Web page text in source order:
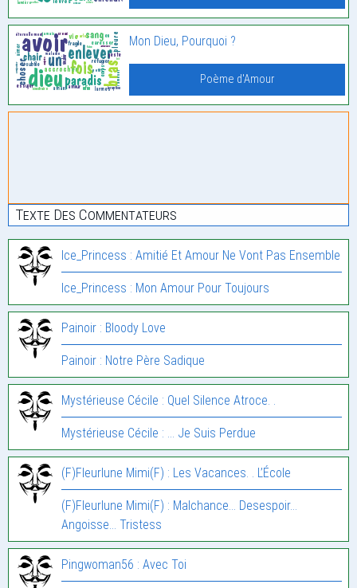
Mon Dieu, Pourquoi ?
Poème d'Amour
Texte Des Commentateurs
Ice_Princess : Amitié Et Amour Ne Vont Pas Ensemble
Ice_Princess : Mon Amour Pour Toujours
Painoir : Bloody Love
Painoir : Notre Père Sadique
Mystérieuse Cécile : Quel Silence Atroce. .
Mystérieuse Cécile : … Je Suis Perdue
(F)Fleurlune Mimi(F) : Les Vacances. . L’École
(F)Fleurlune Mimi(F) : Malchance… Desespoir…
Angoisse… Tristess
Pingwoman56 : Avec Toi